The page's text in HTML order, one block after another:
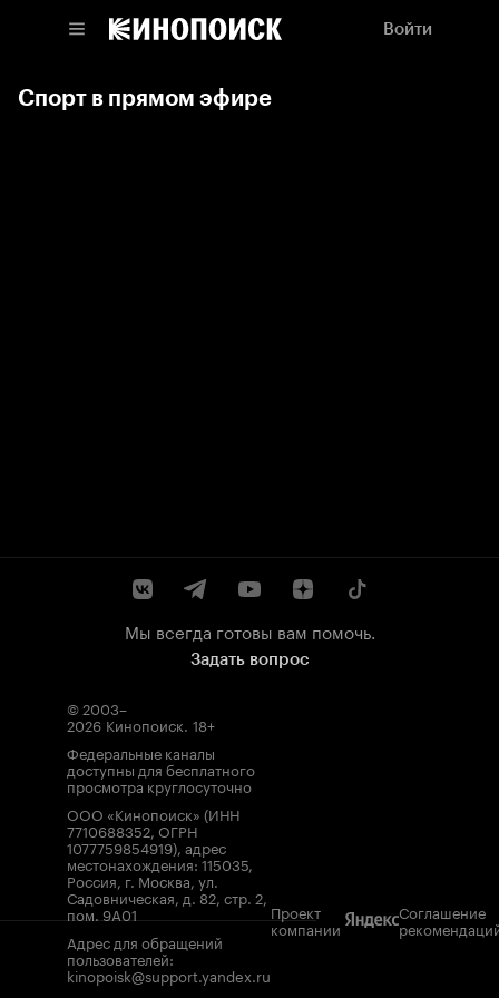
Войти
Спорт в прямом эфире
Мы всегда готовы вам помочь.
Задать вопрос
© 2003–
2026 Кинопоиск. 18+
Федеральные каналы
доступны для бесплатного
просмотра круглосуточно
ООО «Кинопоиск» (ИНН
7710688352, ОГРН
1077759854919), адрес
местонахождения: 115035,
Россия, г. Москва, ул.
Садовническая, д. 82, стр. 2,
пом. 9А01
Адрес для обращений
пользователей:
kinopoisk@support.yandex.ru
Проект
компании
Соглашение